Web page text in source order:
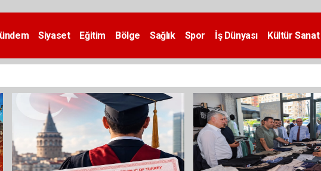
Siyaset Eğitim Bölge Sağlık Spor İş Dünyası Kültür Sanat